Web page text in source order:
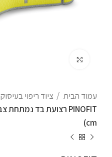
עמוד הבית ציוד ריפוי בעיסוק
cm)